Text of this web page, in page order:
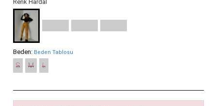
Renk Hardal
Beden: Beden Tablosu
S M L